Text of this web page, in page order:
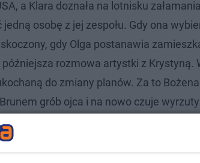
a Klara doznała na lotnisku
osobę z jej zespołu. Gdy ona
gdy Olga postanawia
rozmowa artystki z Krystyną.
do zmiany planów. Za to
grób ojca i na nowo czuje
oglądać?